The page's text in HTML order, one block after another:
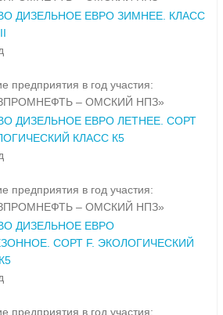
ДИЗЕЛЬНОЕ ЕВРО ЗИМНЕЕ. КЛАСС
предприятия в год участия:
– ОМСКИЙ НПЗ»
ДИЗЕЛЬНОЕ ЕВРО ЛЕТНЕЕ. СОРТ
КЛАСС К5
предприятия в год участия:
– ОМСКИЙ НПЗ»
ДИЗЕЛЬНОЕ ЕВРО
СОРТ F. ЭКОЛОГИЧЕСКИЙ
предприятия в год участия: